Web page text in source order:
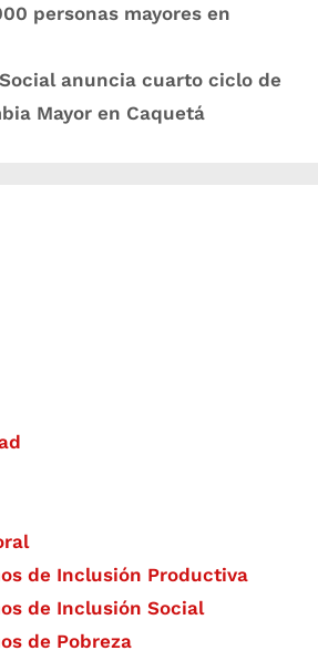
personas mayores en
anuncia cuarto ciclo de
Mayor en Caquetá
de Inclusión Productiva
de Inclusión Social
de Pobreza